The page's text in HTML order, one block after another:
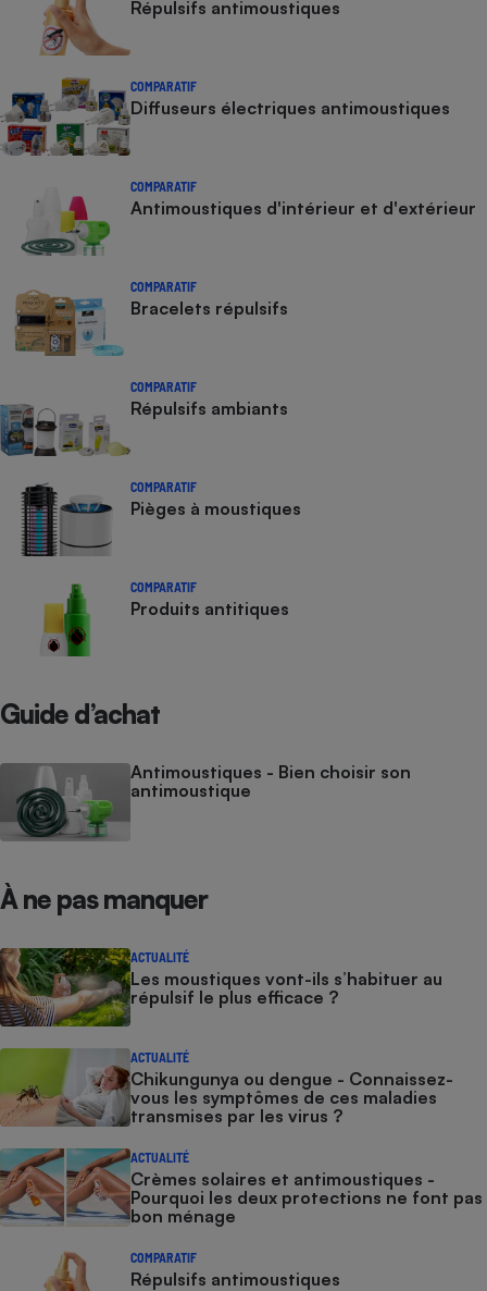
Répulsifs antimoustiques
COMPARATIF
Diffuseurs électriques antimoustiques
COMPARATIF
Antimoustiques d'intérieur et d'extérieur
COMPARATIF
Bracelets répulsifs
COMPARATIF
Répulsifs ambiants
COMPARATIF
Pièges à moustiques
COMPARATIF
Produits antitiques
Guide d’achat
Antimoustiques - Bien choisir son
antimoustique
À ne pas manquer
ACTUALITÉ
Les moustiques vont-ils s’habituer au
répulsif le plus efficace ?
ACTUALITÉ
Chikungunya ou dengue - Connaissez-
vous les symptômes de ces maladies
transmises par les virus ?
ACTUALITÉ
Crèmes solaires et antimoustiques -
Pourquoi les deux protections ne font pas
bon ménage
COMPARATIF
Répulsifs antimoustiques